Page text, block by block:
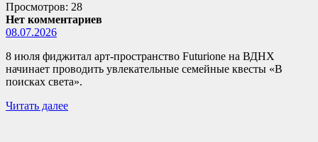
Просмотров: 28
Нет комментариев
08.07.2026
8 июля фиджитал арт-пространство Futurione на ВДНХ
начинает проводить увлекательные семейные квесты «В
поисках света».
Читать далее